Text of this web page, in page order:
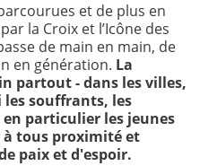
et de plus en
la Croix et l’Icône des
de main en main, de
en génération. La
partout - dans les villes,
les souffrants, les
particulier les jeunes
à tous proximité et
paix et d'espoir.